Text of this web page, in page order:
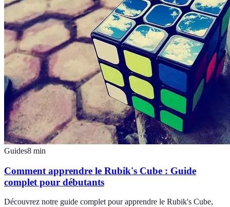
Guides8 min
Comment apprendre le Rubik's Cube : Guide
complet pour débutants
Découvrez notre guide complet pour apprendre le Rubik's Cube,